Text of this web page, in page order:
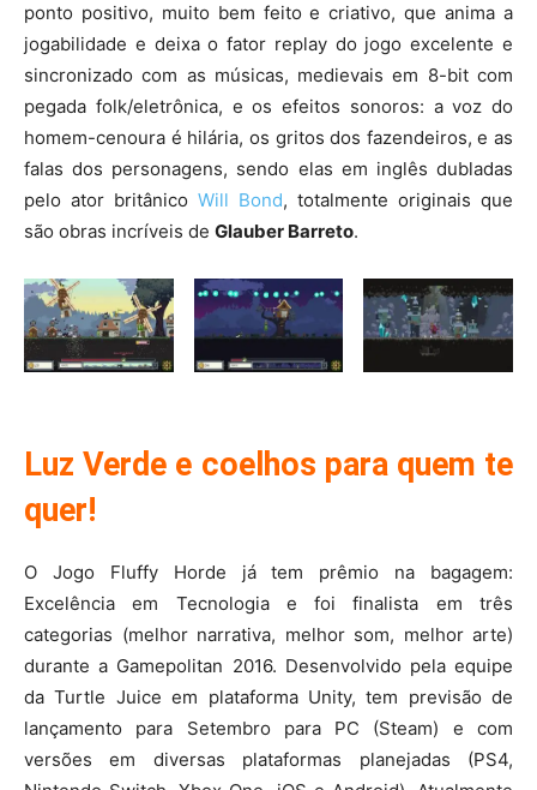
ponto positivo, muito bem feito e criativo, que anima a
jogabilidade e deixa o fator replay do jogo excelente e
sincronizado com as músicas, medievais em 8-bit com
pegada folk/eletrônica, e os efeitos sonoros: a voz do
homem-cenoura é hilária, os gritos dos fazendeiros, e as
falas dos personagens, sendo elas em inglês dubladas
pelo ator britânico Will Bond, totalmente originais que
são obras incríveis de Glauber Barreto.
Luz Verde e coelhos para quem te
quer!
O Jogo Fluffy Horde já tem prêmio na bagagem:
Excelência em Tecnologia e foi finalista em três
categorias (melhor narrativa, melhor som, melhor arte)
durante a Gamepolitan 2016. Desenvolvido pela equipe
da Turtle Juice em plataforma Unity, tem previsão de
lançamento para Setembro para PC (Steam) e com
versões em diversas plataformas planejadas (PS4,